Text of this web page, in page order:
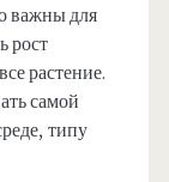
важны для
рост
растение.
самой
типу